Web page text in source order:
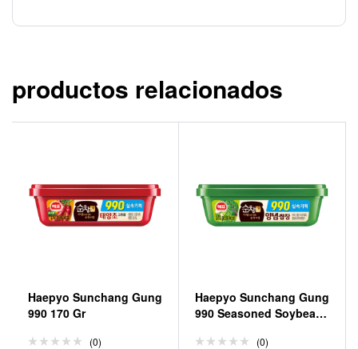
productos relacionados
Haepyo Sunchang Gung
990 170 Gr
(0)
Haepyo Sunchang Gung
990 Seasoned Soybean
(0)